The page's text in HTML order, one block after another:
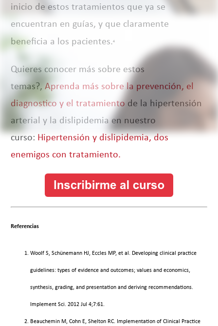
inicio de estos tratamientos que ya se
encuentran en guías, y que claramente
beneficia a los pacientes.4
Quieres conocer más sobre estos
temas?, Aprenda más sobre la prevención, el
diagnostico y el tratamiento de la hipertensión
arterial y la dislipidemia en nuestro
curso: Hipertensión y dislipidemia, dos
enemigos con tratamiento.
Referencias
Woolf S, Schünemann HJ, Eccles MP, et al. Developing clinical practice
guidelines: types of evidence and outcomes; values and economics,
synthesis, grading, and presentation and deriving recommendations.
Implement Sci. 2012 Jul 4;7:61.
Beauchemin M, Cohn E, Shelton RC. Implementation of Clinical Practice